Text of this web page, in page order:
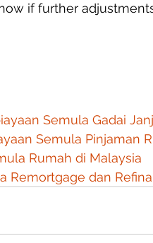
if further
Semula Gadai
Semula Pinjaman
Rumah di Malaysia
Remortgage dan